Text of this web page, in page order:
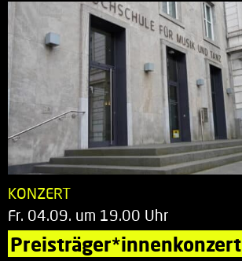
KONZERT
Fr. 04.09. um 19.00 Uhr
Preisträger*innenkonzert